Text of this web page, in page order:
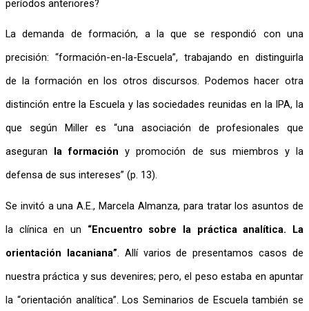
períodos anteriores?
La demanda de formación, a la que se respondió con una
precisión: “formación-en-la-Escuela”, trabajando en distinguirla
de la formación en los otros discursos. Podemos hacer otra
distinción entre la Escuela y las sociedades reunidas en la IPA, la
que según Miller es “una asociación de profesionales que
aseguran la formación y promoción de sus miembros y la
defensa de sus intereses” (p. 13).
Se invitó a una A.E., Marcela Almanza, para tratar los asuntos de
la clínica en un “Encuentro sobre la práctica analítica. La
orientación lacaniana”. Allí varios de presentamos casos de
nuestra práctica y sus devenires; pero, el peso estaba en apuntar
la “orientación analítica”. Los Seminarios de Escuela también se